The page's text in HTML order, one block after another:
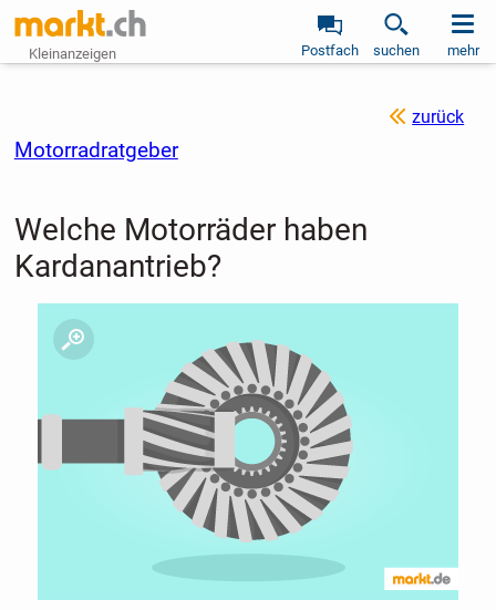
Kleinanzeigen Postfach suchen mehr
zurück
Motorradratgeber
Welche Motorräder haben
Kardanantrieb?